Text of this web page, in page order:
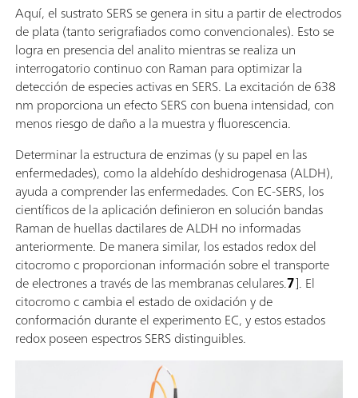
Aquí, el sustrato SERS se genera in situ a partir de electrodos
de plata (tanto serigrafiados como convencionales). Esto se
logra en presencia del analito mientras se realiza un
interrogatorio continuo con Raman para optimizar la
detección de especies activas en SERS. La excitación de 638
nm proporciona un efecto SERS con buena intensidad, con
menos riesgo de daño a la muestra y fluorescencia.
Determinar la estructura de enzimas (y su papel en las
enfermedades), como la aldehído deshidrogenasa (ALDH),
ayuda a comprender las enfermedades. Con EC-SERS, los
científicos de la aplicación definieron en solución bandas
Raman de huellas dactilares de ALDH no informadas
anteriormente. De manera similar, los estados redox del
citocromo c proporcionan información sobre el transporte
de electrones a través de las membranas celulares.7]. El
citocromo c cambia el estado de oxidación y de
conformación durante el experimento EC, y estos estados
redox poseen espectros SERS distinguibles.